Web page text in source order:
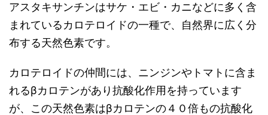
アスタキサンチンはサケ・エビ・カニなどに多く含
まれているカロテロイドの一種で、自然界に広く分
布する天然色素です。
カロテロイドの仲間には、ニンジンやトマトに含ま
れるβカロテンがあり抗酸化作用を持っています
が、この天然色素はβカロテンの４０倍もの抗酸化